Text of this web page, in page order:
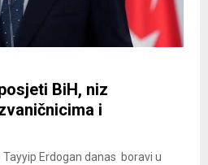
BiH, niz
i
Erdogan danas boravi u